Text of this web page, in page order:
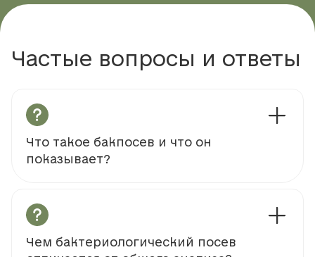
Частые вопросы и ответы
Что такое бакпосев и что он
показывает?
Чем бактериологический посев